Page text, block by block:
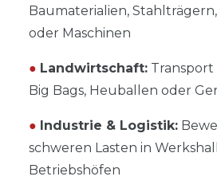
Baumaterialien,
oder Maschinen
● Landwirtschaft:
Big Bags, Heuballen oder
● Industrie & Logistik:
schweren Lasten in
Betriebshöfen